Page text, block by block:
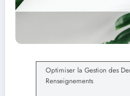
Optimiser la Gestion des
Renseignements